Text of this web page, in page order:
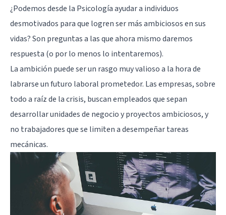
¿Podemos desde la Psicología ayudar a individuos
desmotivados para que logren ser más ambiciosos en sus
vidas? Son preguntas a las que ahora mismo daremos
respuesta (o por lo menos lo intentaremos).
La ambición puede ser un rasgo muy valioso a la hora de
labrarse un futuro laboral prometedor. Lasempresas, sobre
todo a raíz de la crisis, buscan empleados que sepan
desarrollar unidades de negocio y proyectos ambiciosos, y
no trabajadores que se limiten a desempeñar tareas
mecánicas.